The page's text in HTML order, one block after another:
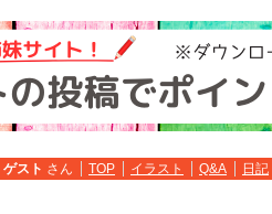
ゲスト さん TOP イラスト Q&A 日記